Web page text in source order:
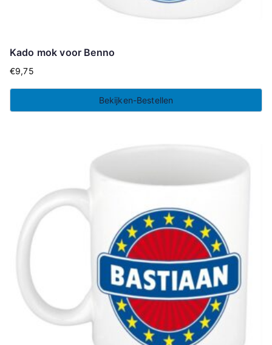
Kado mok voor Benno
€9,75
Bekijken-Bestellen